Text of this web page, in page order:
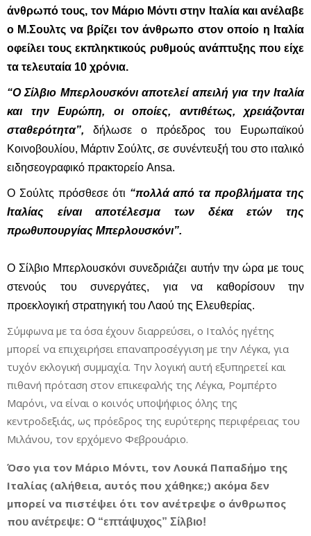
άνθρωπό τους, τον Μάριο Μόντι στην Ιταλία και ανέλαβε
ο Μ.Σουλτς να βρίζει τον άνθρωπο στον οποίο η Ιταλία
οφείλει τους εκπληκτικούς ρυθμούς ανάπτυξης που είχε
τα τελευταία 10 χρόνια.
“Ο Σίλβιο Μπερλουσκόνι αποτελεί απειλή για την Ιταλία
και την Ευρώπη, οι οποίες, αντιθέτως, χρειάζονται
σταθερότητα”, δήλωσε ο πρόεδρος του Ευρωπαϊκού
Κοινοβουλίου, Μάρτιν Σούλτς, σε συνέντευξή του στο ιταλικό
ειδησεογραφικό πρακτορείο Ansa.
O Σούλτς πρόσθεσε ότι “πολλά από τα προβλήματα της
Ιταλίας είναι αποτέλεσμα των δέκα ετών της
πρωθυπουργίας Μπερλουσκόνι”.
Ο Σίλβιο Μπερλουσκόνι συνεδριάζει αυτήν την ώρα με τους
στενούς του συνεργάτες, για να καθορίσουν την
προεκλογική στρατηγική του Λαού της Ελευθερίας.
Σύμφωνα με τα όσα έχουν διαρρεύσει, ο Ιταλός ηγέτης
μπορεί να επιχειρήσει επαναπροσέγγιση με την Λέγκα, για
τυχόν εκλογική συμμαχία. Την λογική αυτή εξυπηρετεί και
πιθανή πρόταση στον επικεφαλής της Λέγκα, Ρομπέρτο
Μαρόνι, να είναι ο κοινός υποψήφιος όλης της
κεντροδεξιάς, ως πρόεδρος της ευρύτερης περιφέρειας του
Μιλάνου, τον ερχόμενο Φεβρουάριο.
Όσο για τον Μάριο Μόντι, τον Λουκά Παπαδήμο της
Ιταλίας (αλήθεια, αυτός που χάθηκε;) ακόμα δεν
μπορεί να πιστέψει ότι τον ανέτρεψε ο άνθρωπος
πoυ ανέτρεψε: Ο “επτάψυχος” Σίλβιο!